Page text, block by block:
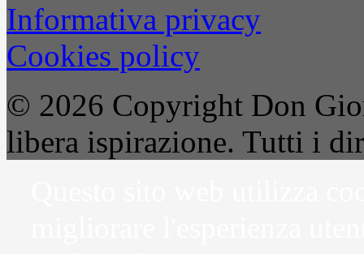
Informativa privacy
Cookies policy
© 2026 Copyright Don
libera ispirazione. Tutti i